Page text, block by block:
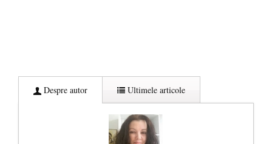
Despre autor Ultimele articole